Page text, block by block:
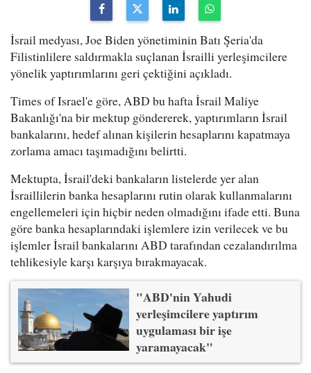
İsrail medyası, Joe Biden yönetiminin Batı Şeria'da
Filistinlilere saldırmakla suçlanan İsrailli yerleşimcilere
yönelik yaptırımlarını geri çektiğini açıkladı.
Times of Israel'e göre, ABD bu hafta İsrail Maliye
Bakanlığı'na bir mektup göndererek, yaptırımların İsrail
bankalarını, hedef alınan kişilerin hesaplarını kapatmaya
zorlama amacı taşımadığını belirtti.
Mektupta, İsrail'deki bankaların listelerde yer alan
İsraillilerin banka hesaplarını rutin olarak kullanmalarını
engellemeleri için hiçbir neden olmadığını ifade etti. Buna
göre banka hesaplarındaki işlemlere izin verilecek ve bu
işlemler İsrail bankalarını ABD tarafından cezalandırılma
tehlikesiyle karşı karşıya bırakmayacak.
"ABD'nin Yahudi
yerleşimcilere yaptırım
uygulaması bir işe
yaramayacak"